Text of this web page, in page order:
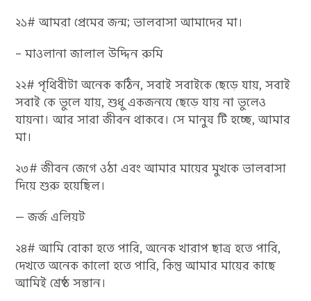
২১# আমরা প্রেমের জন্ম; ভালবাসা আমাদের মা।
– মাওলানা জালাল উদ্দিন রুমি
২২# পৃথিবীটা অনেক কঠিন, সবাই সবাইকে ছেড়ে যায়, সবাই
সবাই কে ভুলে যায়, শুধু একজনযে ছেড়ে যায় না ভুলেও
যায়না। আর সারা জীবন থাকবে। সে মানুষ টি হচ্ছে, আমার
মা।
২৩# জীবন জেগে ওঠা এবং আমার মায়ের মুখকে ভালবাসা
দিয়ে শুরু হয়েছিল।
— জর্জ এলিয়ট
২৪# আমি বোকা হতে পারি, অনেক খারাপ ছাত্র হতে পারি,
দেখতে অনেক কালো হতে পারি, কিন্তু আমার মায়ের কাছে
আমিই শ্রেষ্ঠ সন্তান।